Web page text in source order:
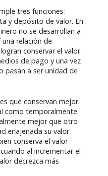
tres funciones:
y depósito de valor. En
no se desarrollan a
relación de
conservar el valor
de pago y una vez
pasan a ser unidad de
que conservan mejor
como temporalmente.
mejor que otro
enajenada su valor
conserva el valor
al incrementar el
decrezca más